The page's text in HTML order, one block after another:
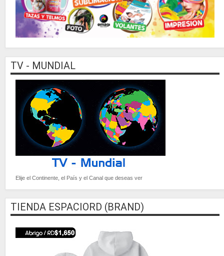
TV - MUNDIAL
Elije el Continente, el País y el Canal que deseas ver
TIENDA ESPACIORD (BRAND)